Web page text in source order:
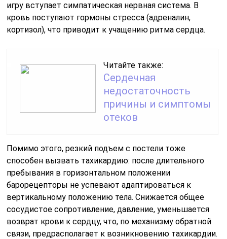
игру вступает симпатическая нервная система. В
кровь поступают гормоны стресса (адреналин,
кортизол), что приводит к учащению ритма сердца.
Читайте также:
Сердечная
недостаточность
причины и симптомы
отеков
Помимо этого, резкий подъем с постели тоже
способен вызвать тахикардию: после длительного
пребывания в горизонтальном положении
барорецепторы не успевают адаптироваться к
вертикальному положению тела. Снижается общее
сосудистое сопротивление, давление, уменьшается
возврат крови к сердцу, что, по механизму обратной
связи, предрасполагает к возникновению тахикардии.